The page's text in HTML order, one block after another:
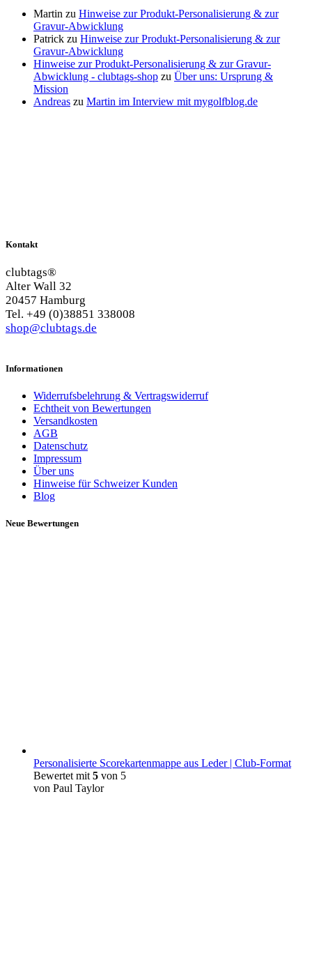
Martin zu Hinweise zur Produkt-Personalisierung & zur
Gravur-Abwicklung
Patrick zu Hinweise zur Produkt-Personalisierung & zur
Gravur-Abwicklung
Hinweise zur Produkt-Personalisierung & zur Gravur-
Abwicklung - clubtags-shop zu Über uns: Ursprung &
Mission
Andreas zu Martin im Interview mit mygolfblog.de
Kontakt
clubtags®
Alter Wall 32
20457 Hamburg
Tel. +49 (0)38851 338008
shop@clubtags.de
Informationen
Widerrufsbelehrung & Vertragswiderruf
Echtheit von Bewertungen
Versandkosten
AGB
Datenschutz
Impressum
Über uns
Hinweise für Schweizer Kunden
Blog
Neue Bewertungen
Personalisierte Scorekartenmappe aus Leder | Club-Format
Bewertet mit 5 von 5
von Paul Taylor